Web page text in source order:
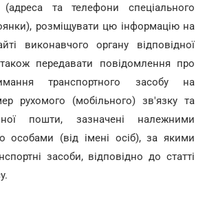
(адреса та телефони спеціального
розміщувати цю інформацію на
виконавчого органу відповідної
передавати повідомлення про
транспортного засобу на
рухомого (мобільного) зв'язку та
пошти, зазначені належними
особами (від імені осіб), за якими
засоби, відповідно до статті